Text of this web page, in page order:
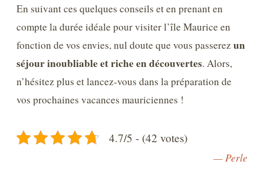
En suivant ces quelques conseils et en prenant en
compte la durée idéale pour visiter l’île Maurice en
fonction de vos envies, nul doute que vous passerezun
séjour inoubliable et riche en découvertes. Alors,
n’hésitez plus et lancez-vous dans la préparation de
vos prochaines vacances mauriciennes !
4.7/5 - (42 votes)
— Perle